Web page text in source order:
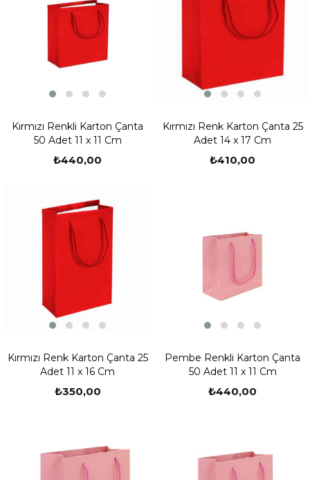
Kırmızı Renkli Karton Çanta
50 Adet 11 x 11 Cm
₺440,00
Kırmızı Renk Karton Çanta 25
Adet 14 x 17 Cm
₺410,00
Kırmızı Renk Karton Çanta 25
Adet 11 x 16 Cm
₺350,00
Pembe Renkli Karton Çanta
50 Adet 11 x 11 Cm
₺440,00